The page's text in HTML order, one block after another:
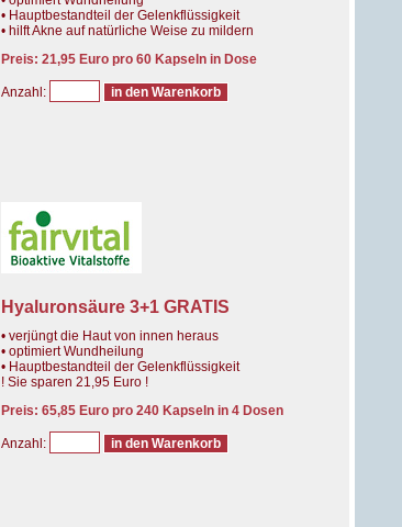
• Hauptbestandteil der Gelenkflüssigkeit
• hilft Akne auf natürliche Weise zu mildern
Preis: 21,95 Euro pro 60 Kapseln in Dose
Anzahl:
Hyaluronsäure 3+1 GRATIS
• verjüngt die Haut von innen heraus
• optimiert Wundheilung
• Hauptbestandteil der Gelenkflüssigkeit
! Sie sparen 21,95 Euro !
Preis: 65,85 Euro pro 240 Kapseln in 4 Dosen
Anzahl: